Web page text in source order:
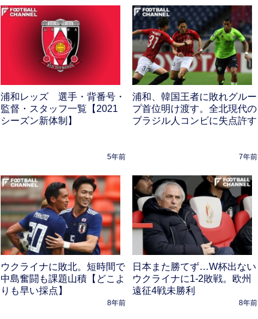
浦和レッズ 選手・背番号・
監督・スタッフ一覧【2021
シーズン新体制】
5年前
浦和、韓国王者に敗れグルー
プ首位明け渡す。全北現代の
ブラジル人コンビに失点許す
7年前
ウクライナに敗北。短時間で
中島奮闘も課題山積【どこよ
りも早い採点】
8年前
日本また勝てず…W杯出ない
ウクライナに1-2敗戦。欧州
遠征4戦未勝利
8年前